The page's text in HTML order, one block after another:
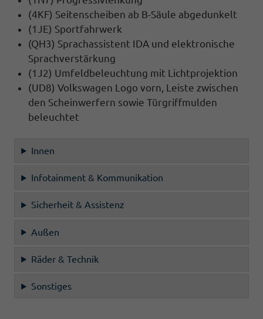
(4KF) Seitenscheiben ab B-Säule abgedunkelt
(1JE) Sportfahrwerk
(QH3) Sprachassistent IDA und elektronische
Sprachverstärkung
(1J2) Umfeldbeleuchtung mit Lichtprojektion
(UD8) Volkswagen Logo vorn, Leiste zwischen
den Scheinwerfern sowie Türgriffmulden
beleuchtet
Innen
Infotainment & Kommunikation
Sicherheit & Assistenz
Außen
Räder & Technik
Sonstiges